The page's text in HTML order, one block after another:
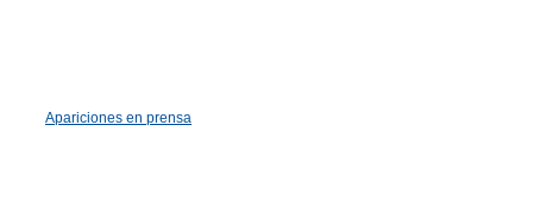
Apariciones en prensa